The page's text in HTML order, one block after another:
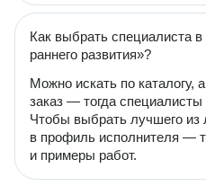
Как выбрать специалиста
раннего развития»?
Можно искать по каталогу,
заказ — тогда специалисты
Чтобы выбрать лучшего из
в профиль исполнителя —
и примеры работ.